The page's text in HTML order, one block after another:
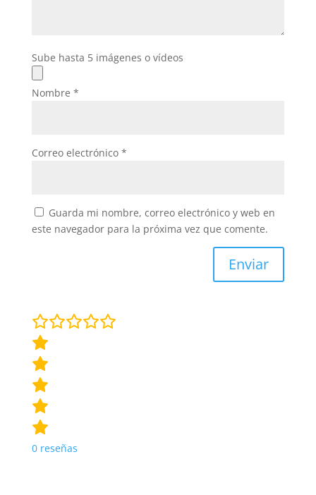
Sube hasta 5 imágenes o vídeos
Nombre *
Correo electrónico *
Guarda mi nombre, correo electrónico y web en
este navegador para la próxima vez que comente.
Enviar
0reseñas